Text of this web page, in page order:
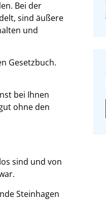
Bei der
sind äußere
und
Gesetzbuch.
bei Ihnen
ohne den
sind und von
Steinhagen